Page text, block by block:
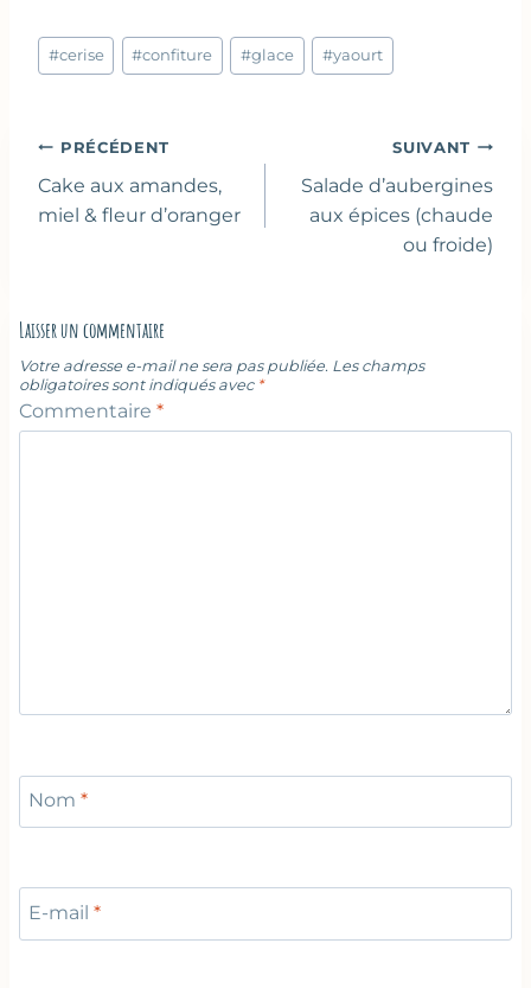
Étiquettes
de
#cerise #confiture #glace #yaourt
Navigation
de
l’article
PRÉCÉDENT
Cake aux amandes,
miel & fleur d’oranger
SUIVANT
Salade d’aubergines
aux épices (chaude
ou froide)
Laisser un commentaire
Votre adresse e-mail ne sera pas publiée. Les champs
obligatoires sont indiqués avec *
Commentaire *
Nom *
E-mail *